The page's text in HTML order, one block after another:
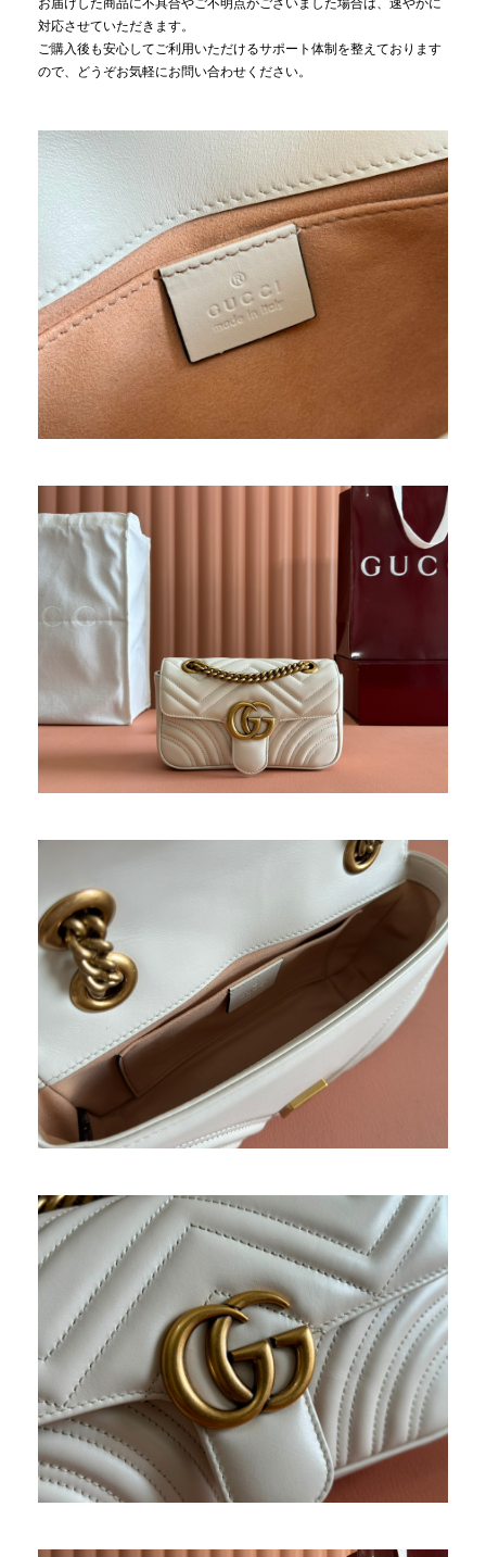
お届けした商品に不具合やご不明点がございました場合は、速やかに
対応させていただきます。
ご購入後も安心してご利用いただけるサポート体制を整えております
ので、どうぞお気軽にお問い合わせください。